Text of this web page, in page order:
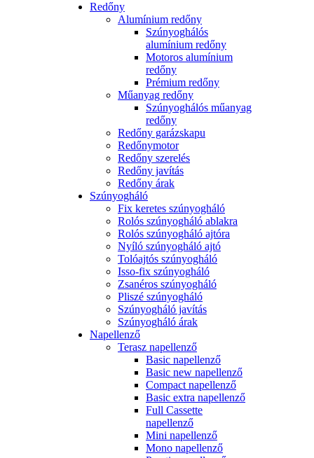
Redőny
Alumínium redőny
Szúnyoghálós
alumínium redőny
Motoros alumínium
redőny
Prémium redőny
Műanyag redőny
Szúnyoghálós műanyag
redőny
Redőny garázskapu
Redőnymotor
Redőny szerelés
Redőny javítás
Redőny árak
Szúnyogháló
Fix keretes szúnyogháló
Rolós szúnyogháló ablakra
Rolós szúnyogháló ajtóra
Nyíló szúnyogháló ajtó
Tolóajtós szúnyogháló
Isso-fix szúnyogháló
Zsanéros szúnyogháló
Pliszé szúnyogháló
Szúnyogháló javítás
Szúnyogháló árak
Napellenző
Terasz napellenző
Basic napellenző
Basic new napellenző
Compact napellenző
Basic extra napellenző
Full Cassette
napellenző
Mini napellenző
Mono napellenző